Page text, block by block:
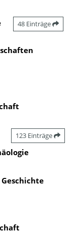
48 Einträge
123 Einträge